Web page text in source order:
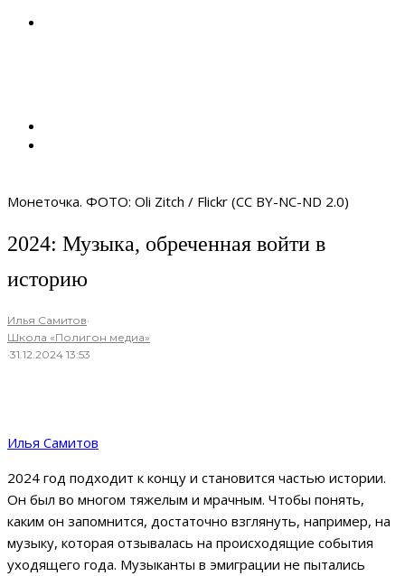
Монеточка. ФОТО: Oli Zitch / Flickr (CC BY-NC-ND 2.0)
2024: Музыка, обреченная войти в
историю
Илья Самитов·
Школа «Полигон медиа»
·31.12.2024 13:53
Илья Самитов
2024 год подходит к концу и становится частью истории.
Он был во многом тяжелым и мрачным. Чтобы понять,
каким он запомнится, достаточно взглянуть, например, на
музыку, которая отзывалась на происходящие события
уходящего года. Музыканты в эмиграции не пытались